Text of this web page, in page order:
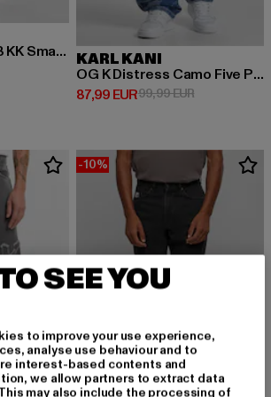
KMI-PL031-001-03 KK Small Signature Tapered Five Pocket Denim
EUR 79,99 EUR
KARL KANI
OG K Distress Camo Five Pocket Denim
87,99 EUR
Derzeitiger Preis: 87,99 EUR
99,99 EURAktionspreis:
-10%
SEE YOU
to improve your use experience,
analyse use behaviour and to
interest-based contents and
we allow partners to extract data
may also include the processing of